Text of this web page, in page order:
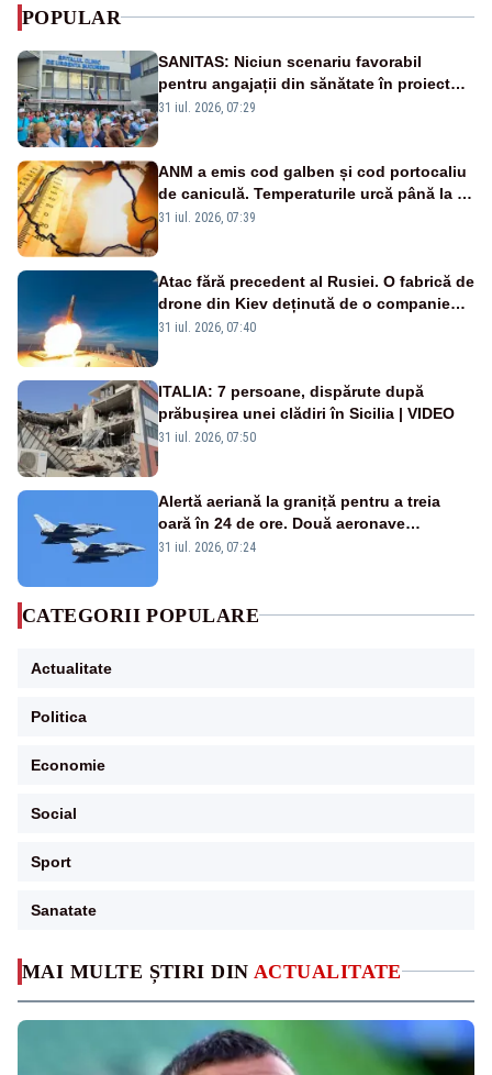
MAI MULTE ȘTIRI DIN ACTUALITATE
POPULAR
SANITAS: Niciun scenariu favorabil
pentru angajații din sănătate în proiectul
Legii salarizării
31 iul. 2026, 07:29
ANM a emis cod galben și cod portocaliu
de caniculă. Temperaturile urcă până la 38
de grade, iar nopțile devin tropicale
31 iul. 2026, 07:39
Atac fără precedent al Rusiei. O fabrică de
drone din Kiev deținută de o companie
americană, distrusă de o rachetă
31 iul. 2026, 07:40
ITALIA: 7 persoane, dispărute după
prăbușirea unei clădiri în Sicilia | VIDEO
31 iul. 2026, 07:50
Alertă aeriană la graniță pentru a treia
oară în 24 de ore. Două aeronave
Eurofighter britanice au fost ridicate de la
31 iul. 2026, 07:24
CATEGORII POPULARE
Actualitate
Politica
Economie
Social
Sport
Sanatate